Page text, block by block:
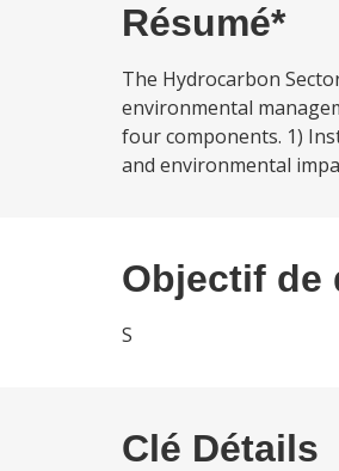
Résumé*
The Hydrocarbon
environmental
four components. 1)
and environmental
Objectif de
S
Clé Détails